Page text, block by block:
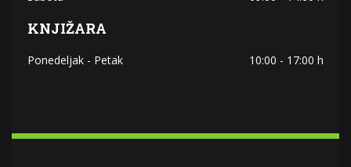
KNJIŽARA
Ponedeljak - Petak 10:00 - 17:00 h